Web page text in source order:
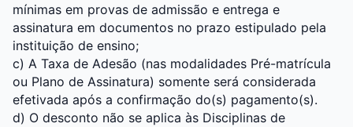
mínimas em provas de admissão e entrega e
assinatura em documentos no prazo estipulado pela
instituição de ensino;
c) A Taxa de Adesão (nas modalidades Pré-matrícula
ou Plano de Assinatura) somente será considerada
efetivada após a confirmação do(s) pagamento(s).
d) O desconto não se aplica às Disciplinas de